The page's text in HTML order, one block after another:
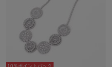
10％ポイントバック